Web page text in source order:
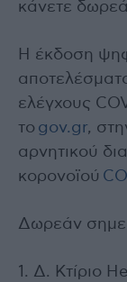
κάνετε
Η έκδοση
ελέγχους
το gov.gr,
αρνητικού
κορονοϊού
Δωρεάν
1. Δ. Κτίριο